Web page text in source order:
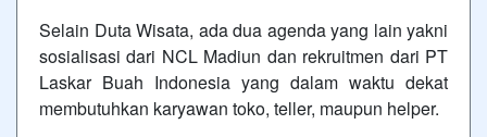
Selain Duta Wisata, ada dua agenda yang lain yakni
sosialisasi dari NCL Madiun dan rekruitmen dari PT
Laskar Buah Indonesia yang dalam waktu dekat
membutuhkan karyawan toko, teller, maupun helper.